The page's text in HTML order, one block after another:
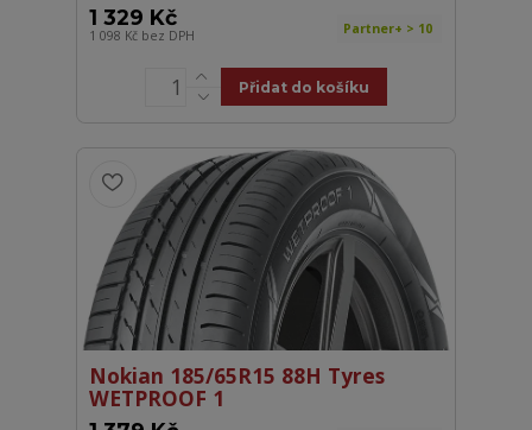
1 329 Kč
1 098 Kč bez DPH Partner+ > 10
Přidat do košíku
Nokian 185/65R15 88H Tyres
WETPROOF 1